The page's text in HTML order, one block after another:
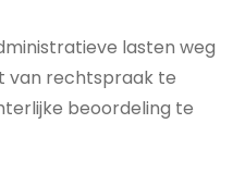
lasten weg
van rechtspraak te
beoordeling te